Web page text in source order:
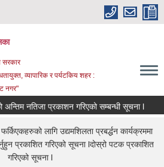
सरकार
व्यापारिक र पर्यटकिय शहर :
नगर"
वास प्राविधिक र सामाजिक परिचालकहरुको अन्तिम नतिजा प्रकाशन गरिएको सम्बन्धी सूचना l
लागि उद्यमशिलता प्रबर्द्धन कार्यक्रममा
प्रकाशित गरिएको सूचना lदोस्रो पटक प्रकाशित
गरिएको सूचना l